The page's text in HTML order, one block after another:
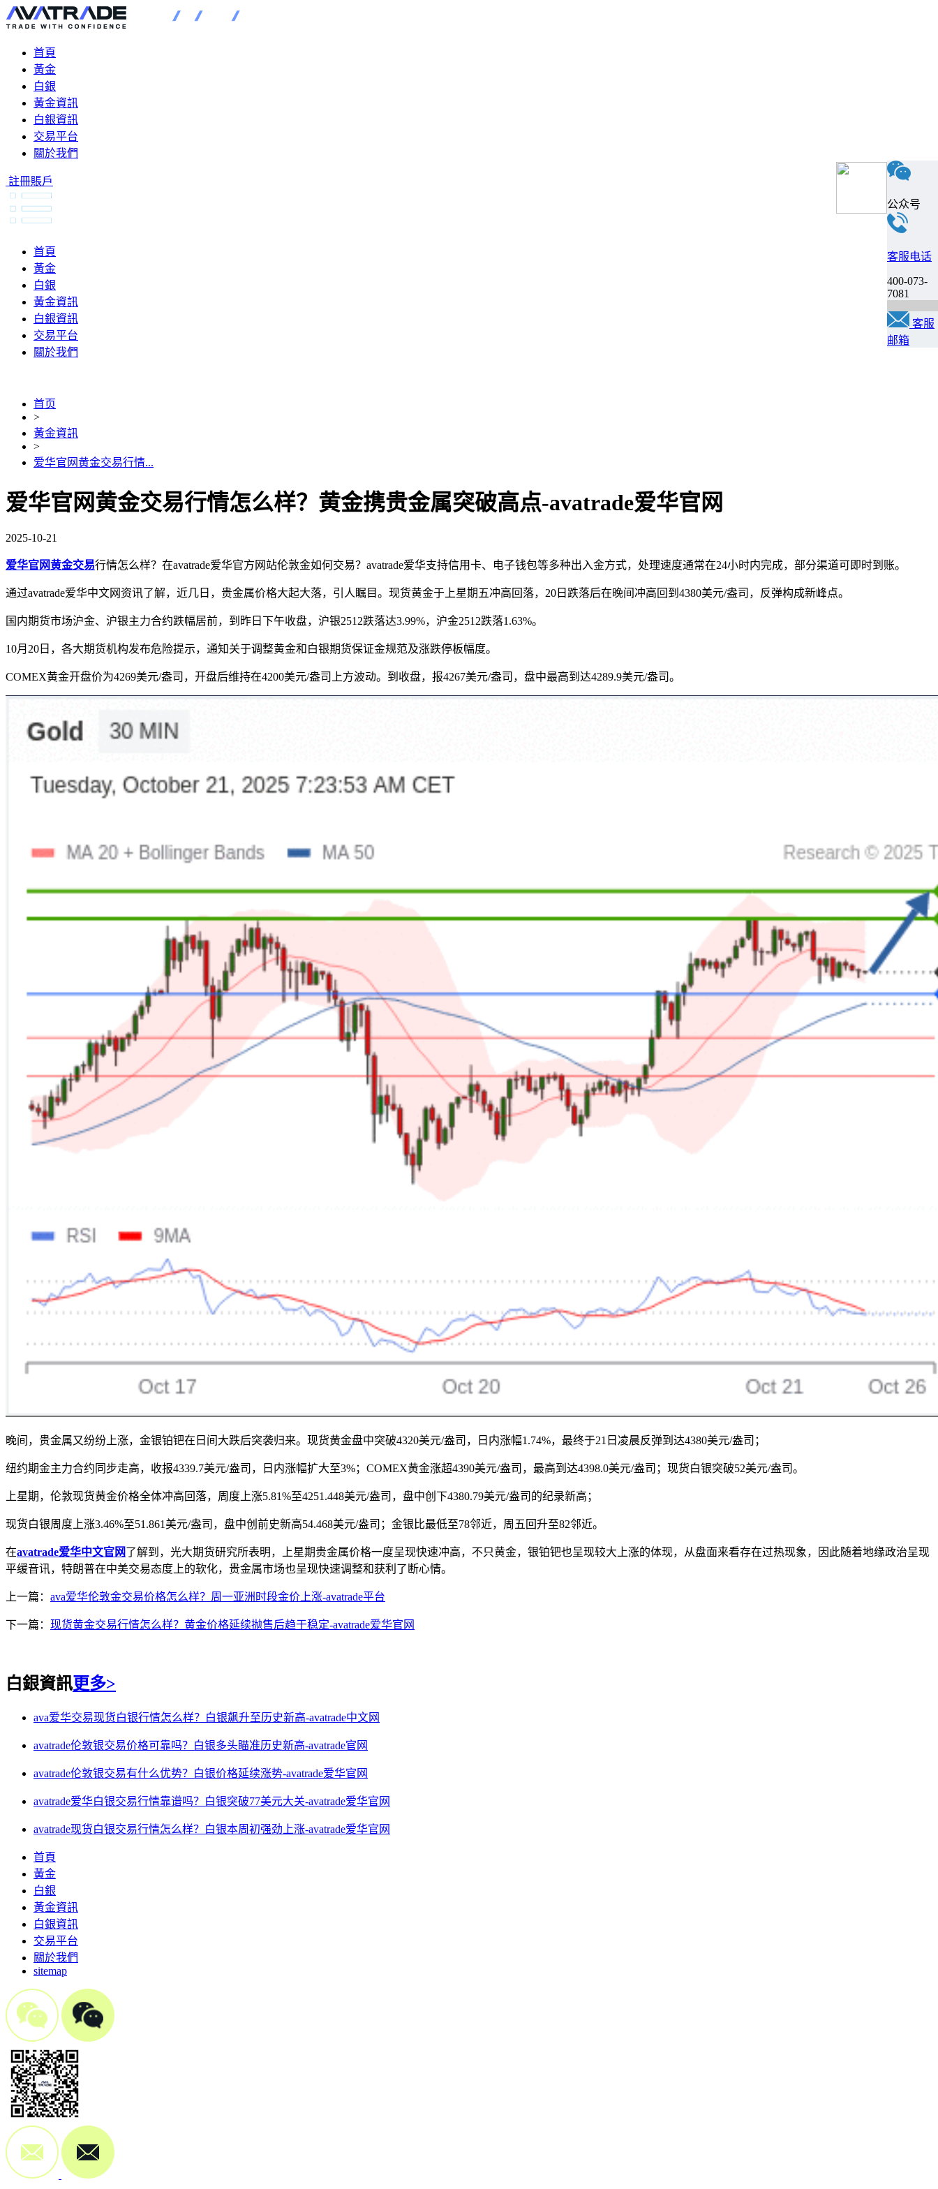
首頁
黃金
白銀
黃金資訊
白銀資訊
交易平台
關於我們
註冊賬戶
首頁
黃金
白銀
黃金資訊
白銀資訊
交易平台
關於我們
首页
>
黃金資訊
>
爱华官网黄金交易行情...
爱华官网黄金交易行情怎么样？黄金携贵金属突破高点-avatrade爱华官网
2025-10-21
爱华官网黄金交易行情怎么样？在avatrade爱华官方网站伦敦金如何交易？‌avatrade爱华支持信用卡、电子钱包等多种出入金方式，处理速度通常在24小时内完成，部分渠道可即时到账‌。
通过avatrade爱华中文网资讯了解，近几日，贵金属价格大起大落，引人瞩目。现货黄金于上星期五冲高回落，20日跌落后在晚间冲高回到4380美元/盎司，反弹构成新峰点。
国内期货市场沪金、沪银主力合约跌幅居前，到昨日下午收盘，沪银2512跌落达3.99%，沪金2512跌落1.63%。
10月20日，各大期货机构发布危险提示，通知关于调整黄金和白银期货保证金规范及涨跌停板幅度。
COMEX黄金开盘价为4269美元/盎司，开盘后维持在4200美元/盎司上方波动。到收盘，报4267美元/盎司，盘中最高到达4289.9美元/盎司。
晚间，贵金属又纷纷上涨，金银铂钯在日间大跌后突袭归来。现货黄金盘中突破4320美元/盎司，日内涨幅1.74%，最终于21日凌晨反弹到达4380美元/盎司；
纽约期金主力合约同步走高，收报4339.7美元/盎司，日内涨幅扩大至3%；COMEX黄金涨超4390美元/盎司，最高到达4398.0美元/盎司；现货白银突破52美元/盎司。
上星期，伦敦现货黄金价格全体冲高回落，周度上涨5.81%至4251.448美元/盎司，盘中创下4380.79美元/盎司的纪录新高；
现货白银周度上涨3.46%至51.861美元/盎司，盘中创前史新高54.468美元/盎司；金银比最低至78邻近，周五回升至82邻近。
在avatrade爱华中文官网了解到，光大期货研究所表明，上星期贵金属价格一度呈现快速冲高，不只黄金，银铂钯也呈现较大上涨的体现，从盘面来看存在过热现象，因此随着地缘政治呈现
平缓音讯，特朗普在中美交易态度上的软化，贵金属市场也呈现快速调整和获利了断心情。
上一篇： ava爱华伦敦金交易价格怎么样？周一亚洲时段金价上涨-avatrade平台
下一篇： 现货黄金交易行情怎么样？黄金价格延续抛售后趋于稳定-avatrade爱华官网
白銀資訊更多>
ava爱华交易现货白银行情怎么样？白银飙升至历史新高-avatrade中文网
avatrade伦敦银交易价格可靠吗？白银多头瞄准历史新高-avatrade官网
avatrade伦敦银交易有什么优势？白银价格延续涨势-avatrade爱华官网
avatrade爱华白银交易行情靠谱吗？白银突破77美元大关-avatrade爱华官网
avatrade现货白银交易行情怎么样？白银本周初强劲上涨-avatrade爱华官网
首頁
黃金
白銀
黃金資訊
白銀資訊
交易平台
關於我們
sitemap
公众号
客服电话
400-073-
7081
客服
邮箱